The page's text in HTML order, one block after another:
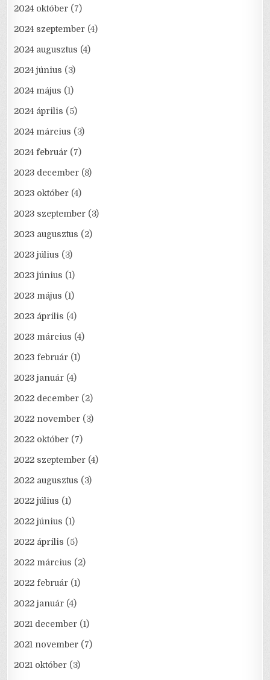
2024 október (7)
2024 szeptember (4)
2024 augusztus (4)
2024 június (3)
2024 május (1)
2024 április (5)
2024 március (3)
2024 február (7)
2023 december (8)
2023 október (4)
2023 szeptember (3)
2023 augusztus (2)
2023 július (3)
2023 június (1)
2023 május (1)
2023 április (4)
2023 március (4)
2023 február (1)
2023 január (4)
2022 december (2)
2022 november (3)
2022 október (7)
2022 szeptember (4)
2022 augusztus (3)
2022 július (1)
2022 június (1)
2022 április (5)
2022 március (2)
2022 február (1)
2022 január (4)
2021 december (1)
2021 november (7)
2021 október (3)